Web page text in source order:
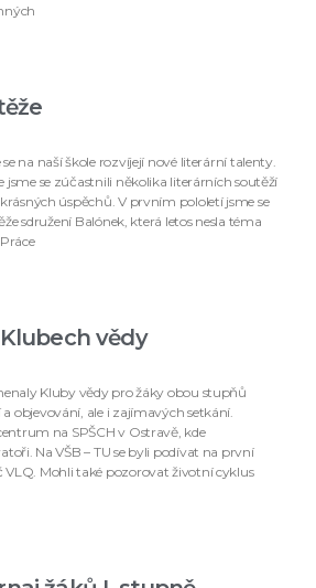
na naší škole rozvíjejí nové literární talenty.
jsme se zúčastnili několika literárních soutěží
úspěchů. V prvním pololetí jsme se
sdružení Balónek, která letos nesla téma
vědy
Kluby vědy pro žáky obou stupňů
objevování, ale i zajímavých setkání.
na SPŠCH v Ostravě, kde
Na VŠB – TU se byli podívat na první
Mohli také pozorovat životní cyklus